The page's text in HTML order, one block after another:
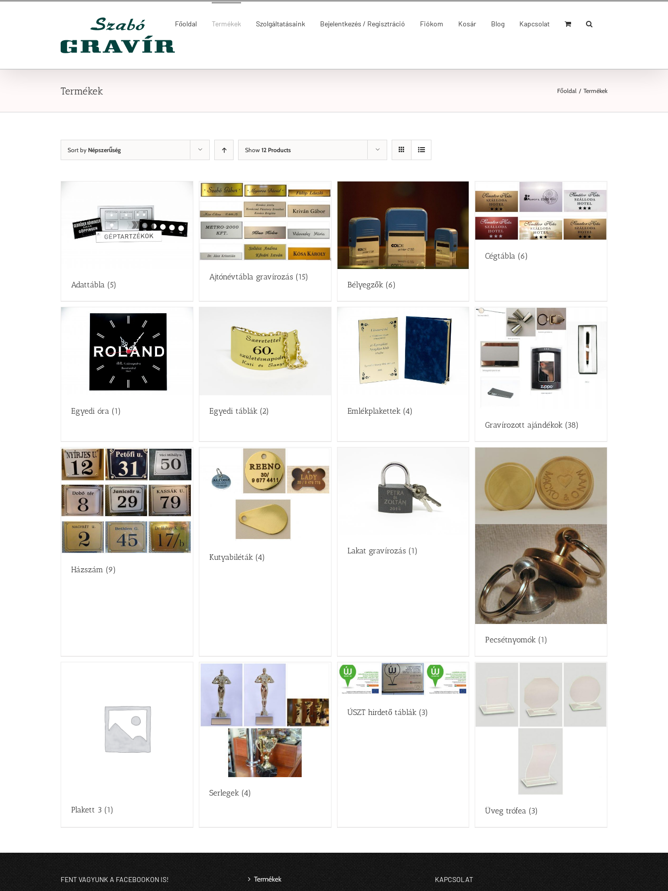
Kihagyás
Főoldal Termékek Szolgáltatásaink Bejelentkezés / Regisztráció Fiókom Kosár Blog Kapcsolat
Termékek Főoldal / Termékek
Sort by Népszerűség Show 12 Products
Adattábla (5)
Ajtónévtábla gravírozás (15)
Bélyegzők (6)
Cégtábla (6)
Egyedi óra (1) Egyedi táblák (2) Emlékplakettek (4)
Gravírozott ajándékok (38)
Házszám (9)
Kutyabiléták (4)
Lakat gravírozás (1)
Pecsétnyomók (1)
Plakett 3 (1)
Serlegek (4)
ÚSZT hirdető táblák (3)
Üveg trófea (3)
FENT VAGYUNK A FACEBOOKON IS! Termékek KAPCSOLAT